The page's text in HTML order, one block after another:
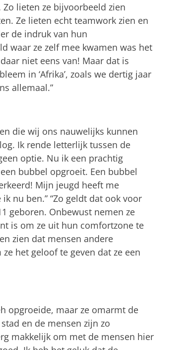
lieten ze bijvoorbeeld zien
Ze lieten echt teamwork zien en
de indruk van hun
waar ze zelf mee kwamen was het
niet eens van! Maar dat is
in ‘Afrika’, zoals we dertig jaar
allemaal.”
die wij ons nauwelijks kunnen
Ik rende letterlijk tussen de
optie. Nu ik een prachtig
bubbel opgroeit. Een bubbel
Mijn jeugd heeft me
nu ben.” “Zo geldt dat ook voor
geboren. Onbewust nemen ze
is om ze uit hun comfortzone te
zien dat mensen andere
het geloof te geven dat ze een
opgroeide, maar ze omarmt de
en de mensen zijn zo
makkelijk om met de mensen hier